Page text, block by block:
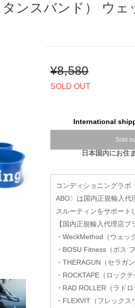
ンスバンド） ウェ
¥8,580
SOLD OUT
International
Sold
日本国内にお住
コンディショニングラボ
ABO〉は国内正規輸入代
スルーティンをサポート
【国内正規輸入代理店ブ
・WeckMethod（ウェッ
・BOSU Fitness（ボス
・THERAGUN（セラガン
・ROCKTAPE（ロックテ
・RAD ROLLER（ラドロ
・FLEXVIT（フレックス